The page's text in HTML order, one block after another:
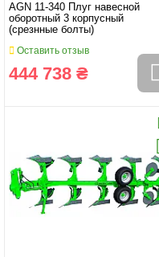
AGN 11-340 Плуг навесной
оборотный 3 корпусный
(срезнные болты)
Оставить отзыв
444 738 ₴